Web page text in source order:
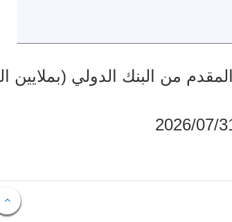
البنك الدولي (بملايين الدولارات)